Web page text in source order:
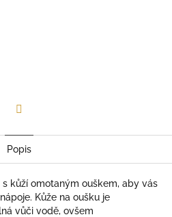
Popis
kůží omotaným ouškem, aby vás
Kůže na oušku je
vůči vodě, ovšem